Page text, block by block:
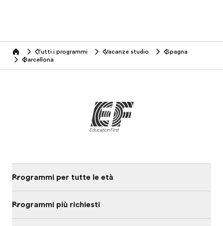
home Tutti i programmi Vacanze studio
Spagna
Barcellona
Programmi per tutte le età
Programmi più richiesti